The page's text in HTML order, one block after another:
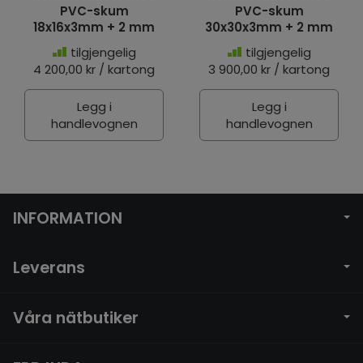
PVC-skum
18x16x3mm + 2 mm
tilgjengelig
4 200,00 kr / kartong
Legg i
handlevognen
PVC-skum
30x30x3mm + 2 mm
tilgjengelig
3 900,00 kr / kartong
Legg i
handlevognen
INFORMATION
Leverans
Våra nätbutiker